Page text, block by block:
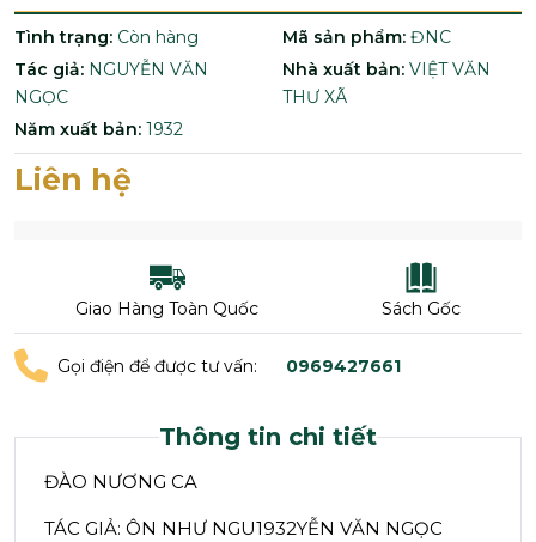
Tình trạng: Còn hàng Mã sản phẩm: ĐNC
Tác giả: NGUYỄN VĂN
NGỌC
Nhà xuất bản: VIỆT VĂN
THƯ XÃ
Năm xuất bản: 1932
Liên hệ
Giao Hàng Toàn Quốc Sách Gốc
Gọi điện để được tư vấn: 0969427661
Thông tin chi tiết
ĐÀO NƯƠNG CA
TÁC GIẢ: ÔN NHƯ NGU1932YỄN VĂN NGỌC